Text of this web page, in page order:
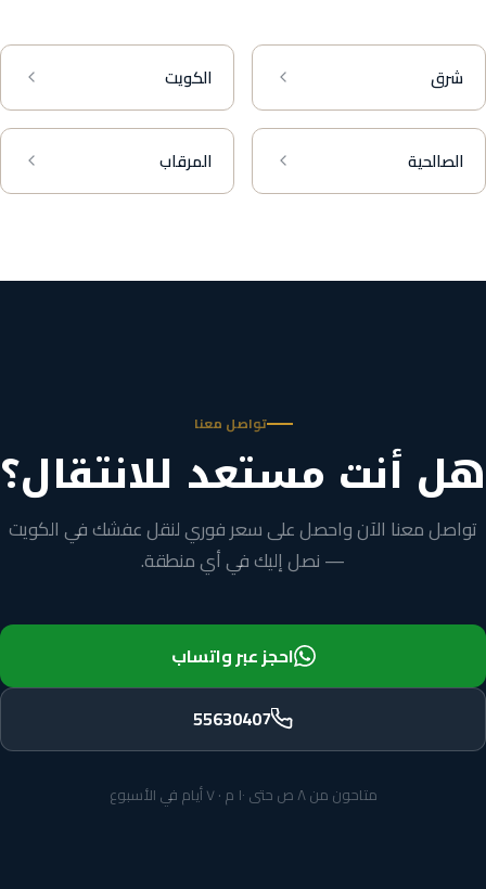
شرق الكويت
الصالحية المرقاب
تواصل معنا
هل أنت مستعد للانتقال؟
تواصل معنا الآن واحصل على سعر فوري لنقل عفشك في الكويت
— نصل إليك في أي منطقة.
احجز عبر واتساب
55630407
متاحون من ٨ ص حتى ١٠ م · ٧ أيام في الأسبوع